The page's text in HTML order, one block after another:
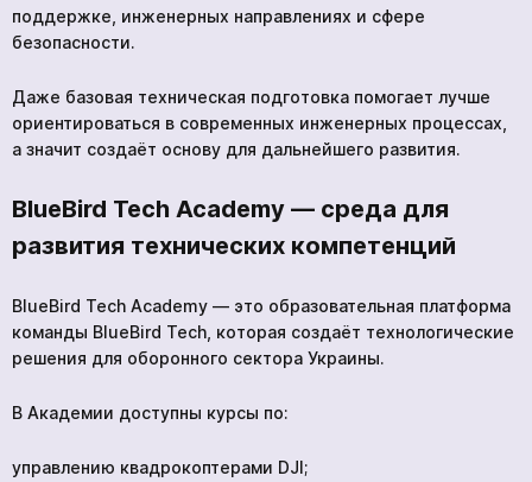
поддержке, инженерных направлениях и сфере
безопасности.
Даже базовая техническая подготовка помогает лучше
ориентироваться в современных инженерных процессах,
а значит создаёт основу для дальнейшего развития.
BlueBird Tech Academy — среда для
развития технических компетенций
BlueBird Tech Academy — это образовательная платформа
команды BlueBird Tech, которая создаёт технологические
решения для оборонного сектора Украины.
В Академии доступны курсы по:
управлению квадрокоптерами DJI;
нескольких часов
Чтобы не ждать, вы можете связаться с нами, нажав
+380 96 909 5032
Ожидайте звонка. С вами свяжутся наши